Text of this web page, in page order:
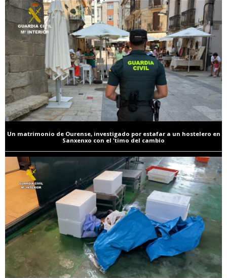
Un matrimonio de Ourense, investigado por estafar a un hostelero en
Sanxenxo con el 'timo del cambio